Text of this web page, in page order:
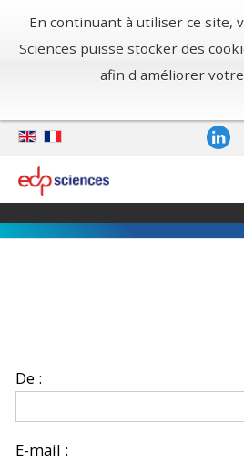
En continuant à utiliser ce site,
Sciences puisse stocker des
afin d améliorer
De :
E-mail :